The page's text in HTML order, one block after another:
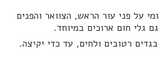
על פני עור הראש, הצוואר והפנים
גלי חום ארוכים במיוחד.
רטובים ולחים, עד כדי יקיצה.